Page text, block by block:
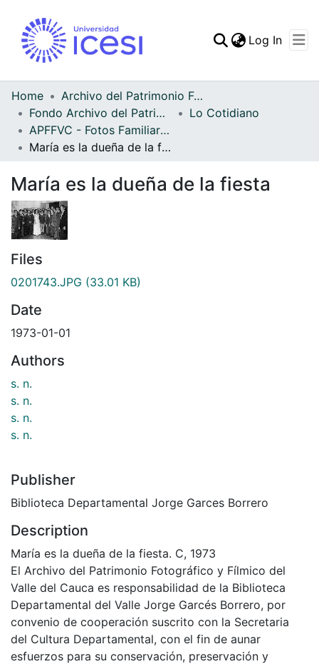
Statistics
Log In
Home
Archivo del Patrimonio Fotográfico y Fílmico del Valle del Cauca
Fondo Archivo del Patrimonio Fotográfico y Fílmico del Valle del Cauca
Lo Cotidiano
APFFVC - Fotos Familiares - Patrimonial
María es la dueña de la fiesta
María es la dueña de la fiesta
Files
0201743.JPG (33.01 KB)
Date
1973-01-01
Authors
s. n.
s. n.
s. n.
s. n.
Publisher
Biblioteca Departamental Jorge Garces Borrero
Description
María es la dueña de la fiesta. C, 1973
El Archivo del Patrimonio Fotográfico y Fílmico del
Valle del Cauca es responsabilidad de la Biblioteca
Departamental del Valle Jorge Garcés Borrero, por
convenio de cooperación suscrito con la Secretaria
del Cultura Departamental, con el fin de aunar
esfuerzos para su conservación, preservación y